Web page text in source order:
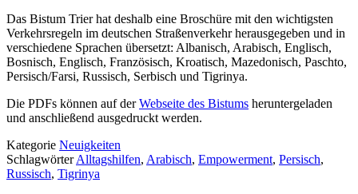
Das Bistum Trier hat deshalb eine Broschüre mit den wichtigsten
Verkehrsregeln im deutschen Straßenverkehr herausgegeben und in
verschiedene Sprachen übersetzt: Albanisch, Arabisch, Englisch,
Bosnisch, Englisch, Französisch, Kroatisch, Mazedonisch, Paschto,
Persisch/Farsi, Russisch, Serbisch und Tigrinya.
Die PDFs können auf derWebseite des Bistums heruntergeladen
und anschließend ausgedruckt werden.
Kategorie Neuigkeiten
SchlagwörterAlltagshilfen, Arabisch, Empowerment, Persisch,
Russisch, Tigrinya